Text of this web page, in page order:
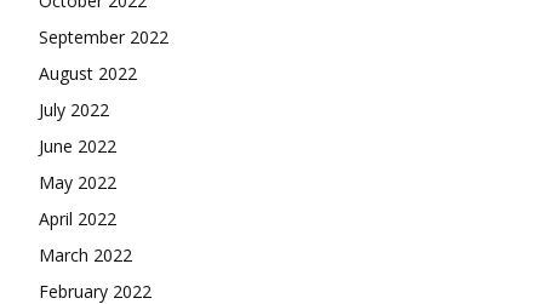
September 2022
August 2022
July 2022
June 2022
May 2022
April 2022
March 2022
February 2022